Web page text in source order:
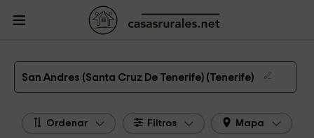
Casas Rurales
Tenerife
Casas Rurales San Andres (Santa Cruz De Tenerife)
Las 5 mejores casas rurales en San Andres (Santa Cruz De Tenerife) de 2026
San Andres (Santa Cruz De Tenerife) (Tenerife)
Ordenar Filtros Mapa